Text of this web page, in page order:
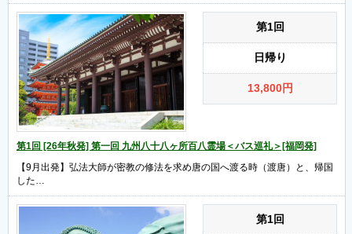
第1回
日帰り
13,800円
第1回 [26年秋発] 第一回 九州八十八ヶ所百八霊場＜バス巡礼＞[福岡発]
【9月出発】弘法大師が密教の修法を求め唐の国へ渡る時（渡唐）と、帰国
した…
第1回